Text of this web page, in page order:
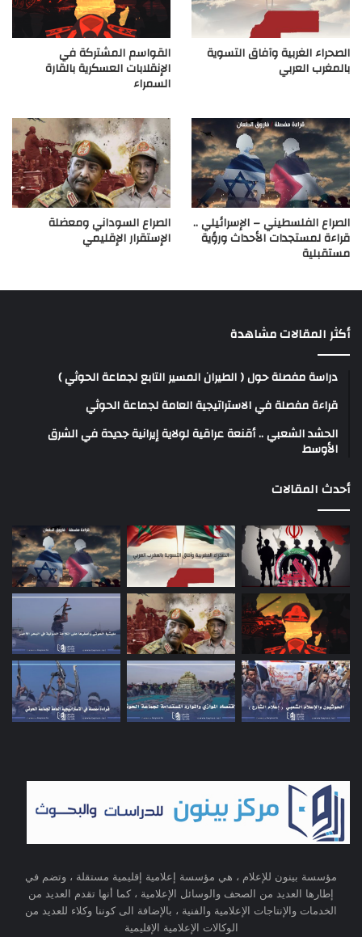
الصحراء الغربية وآفاق التسوية
بالمغرب العربي
القواسم المشتركة في
الإنقلابات العسكرية بالقارة
السمراء
الصراع الفلسطيني – الإسرائيلي ..
قراءة لمستجدات الأحداث ورؤية
مستقبلية
الصراع السوداني ومعضلة
الإستقرار الإقليمي
أكثر المقالات مشاهدة
دراسة مفصلة حول ( الطيران المسير التابع لجماعة الحوثي )
قراءة مفصلة في الاستراتيجية العامة لجماعة الحوثي
الحشد الشعبي .. أقنعة عراقية لولاية إيرانية جديدة في الشرق
الأوسط
أحدث المقالات
مؤسسة بينون للإعلام ، هي مؤسسة إعلامية إقليمية مستقلة ، وتضم في
إطارها العديد من الصحف والوسائل الإعلامية ، كما أنها تقدم العديد من
الخدمات والإنتاجات الإعلامية والفنية ، بالإضافة الى كوننا وكلاء للعديد من
الوكالات الإعلامية الإقليمية